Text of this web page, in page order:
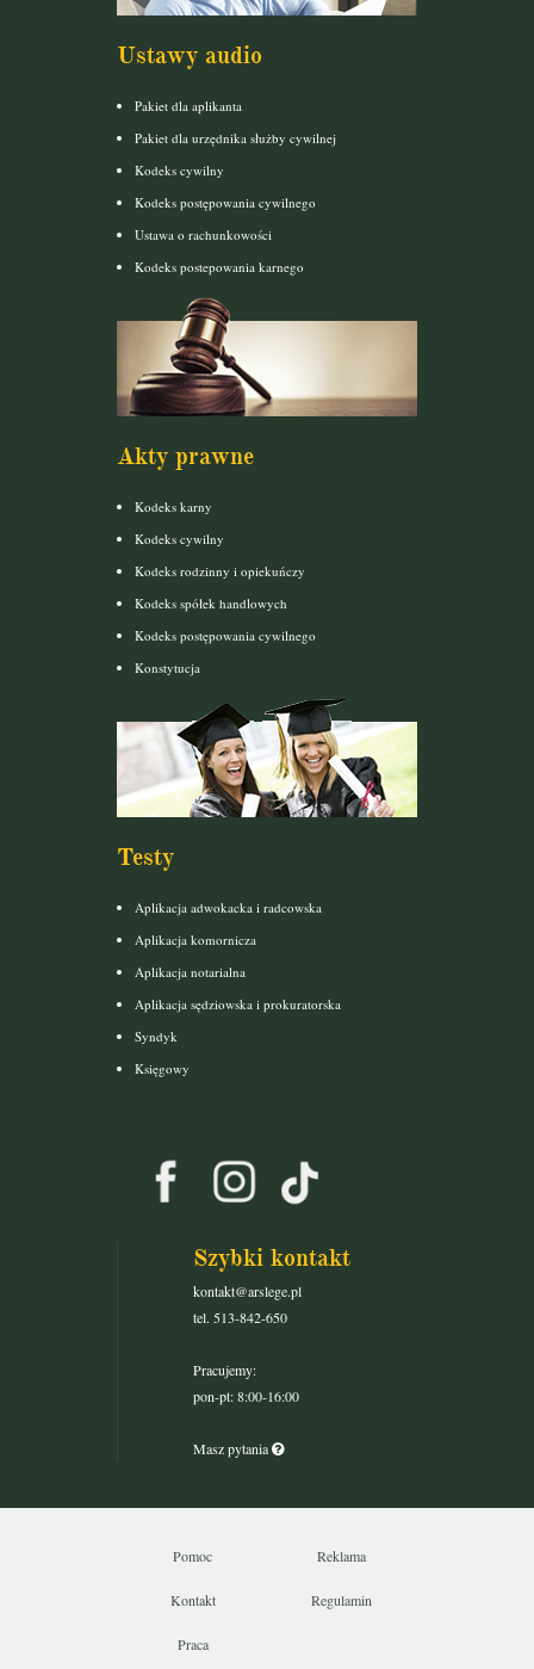
Ustawy audio
Pakiet dla aplikanta
Pakiet dla urzędnika służby cywilnej
Kodeks cywilny
Kodeks postępowania cywilnego
Ustawa o rachunkowości
Kodeks postepowania karnego
Akty prawne
Kodeks karny
Kodeks cywilny
Kodeks rodzinny i opiekuńczy
Kodeks spółek handlowych
Kodeks postępowania cywilnego
Konstytucja
Testy
Aplikacja adwokacka i radcowska
Aplikacja komornicza
Aplikacja notarialna
Aplikacja sędziowska i prokuratorska
Syndyk
Księgowy
Szybki kontakt
kontakt@arslege.pl
tel. 513-842-650
Pracujemy:
pon-pt: 8:00-16:00
Masz pytania
Pomoc Reklama
Kontakt Regulamin
Praca